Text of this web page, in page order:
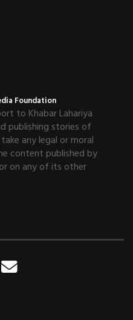
Foundation
to Khabar Lahariya
publishing stories of
any legal or moral
content published by
on any of its other